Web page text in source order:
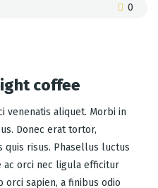
0
coffee
venenatis aliquet. Morbi in
Donec erat tortor,
quis risus. Phasellus luctus
ac orci nec ligula efficitur
orci sapien, a finibus odio